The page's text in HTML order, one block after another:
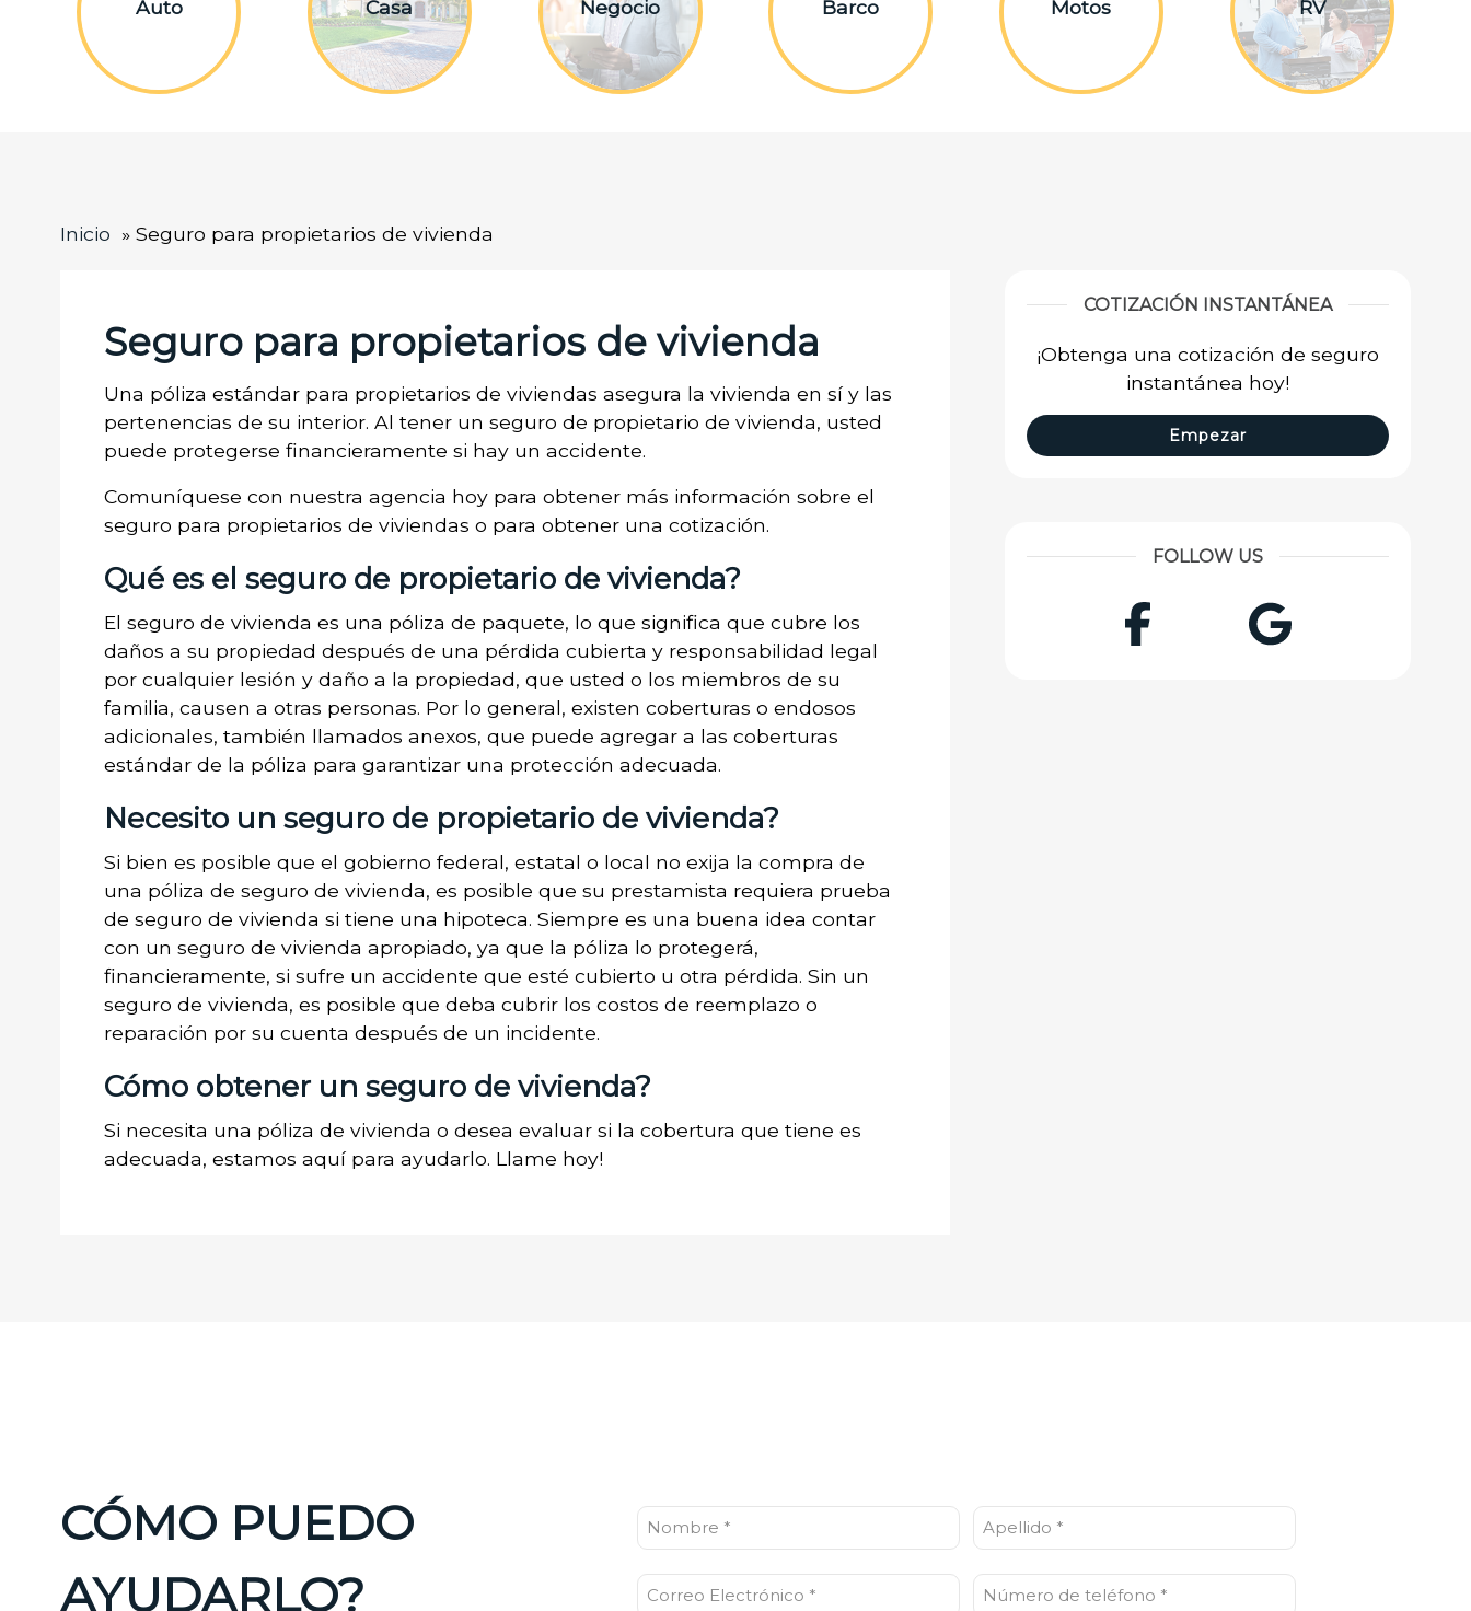
Auto Casa Negocio Barco Motos RV
Inicio Seguro para propietarios de vivienda
Seguro para propietarios de vivienda
Una póliza estándar para propietarios de viviendas asegura la vivienda en sí y las
pertenencias de su interior. Al tener un seguro de propietario de vivienda, usted
puede protegerse financieramente si hay un accidente.
Comuníquese con nuestra agencia hoy para obtener más información sobre el
seguro para propietarios de viviendas o para obtener una cotización.
Qué es el seguro de propietario de vivienda?
El seguro de vivienda es una póliza de paquete, lo que significa que cubre los
daños a su propiedad después de una pérdida cubierta y responsabilidad legal
por cualquier lesión y daño a la propiedad, que usted o los miembros de su
familia, causen a otras personas. Por lo general, existen coberturas o endosos
adicionales, también llamados anexos, que puede agregar a las coberturas
estándar de la póliza para garantizar una protección adecuada.
Necesito un seguro de propietario de vivienda?
Si bien es posible que el gobierno federal, estatal o local no exija la compra de
una póliza de seguro de vivienda, es posible que su prestamista requiera prueba
de seguro de vivienda si tiene una hipoteca. Siempre es una buena idea contar
con un seguro de vivienda apropiado, ya que la póliza lo protegerá,
financieramente, si sufre un accidente que esté cubierto u otra pérdida. Sin un
seguro de vivienda, es posible que deba cubrir los costos de reemplazo o
reparación por su cuenta después de un incidente.
Cómo obtener un seguro de vivienda?
Si necesita una póliza de vivienda o desea evaluar si la cobertura que tiene es
adecuada, estamos aquí para ayudarlo. Llame hoy!
COTIZACIÓN INSTANTÁNEA
¡Obtenga una cotización de seguro
instantánea hoy!
Empezar
FOLLOW US
FacebookGoogle
CÓMO PUEDO
AYUDARLO?
Nombre Apellido
Correo
Número